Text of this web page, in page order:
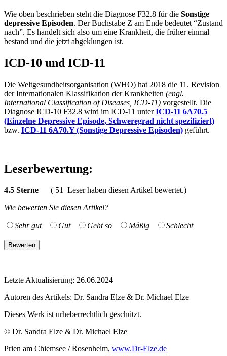
Wie oben beschrieben steht die Diagnose F32.8 für die Sonstige
depressive Episoden. Der Buchstabe Z am Ende bedeutet “Zustand
nach”. Es handelt sich also um eine Krankheit, die früher einmal
bestand und die jetzt abgeklungen ist.
ICD-10 und ICD-11
Die Weltgesundheitsorganisation (WHO) hat 2018 die 11. Revision
der Internationalen Klassifikation der Krankheiten (engl.
International Classification of Diseases, ICD-11) vorgestellt. Die
Diagnose ICD-10 F32.8 wird im ICD-11 unterICD-11 6A70.5
(Einzelne Depressive Episode, Schweregrad nicht spezifiziert)
bzw. ICD-11 6A70.Y (Sonstige Depressive Episoden) geführt.
Leserbewertung:
4.5 Sterne ( 51
Leser haben diesen Artikel bewertet.)
Wie bewerten Sie diesen Artikel?
Sehr gut Gut Geht so Mäßig Schlecht
Letzte Aktualisierung: 26.06.2024
Autoren des Artikels: Dr. Sandra Elze & Dr. Michael Elze
Dieses Werk ist urheberrechtlich geschützt.
© Dr. Sandra Elze & Dr. Michael Elze
Prien am Chiemsee / Rosenheim, www.Dr-Elze.de